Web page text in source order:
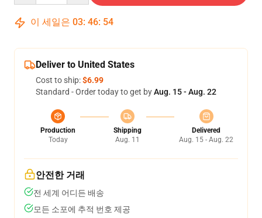
이 세일은 03: 46: 54
Deliver to United States
Cost to ship:$6.99
Standard - Order today to get byAug. 15 - Aug. 22
Production
Today
Shipping
Aug. 11
Delivered
Aug. 15 - Aug. 22
안전한 거래
전 세계 어디든 배송
모든 소포에 추적 번호 제공